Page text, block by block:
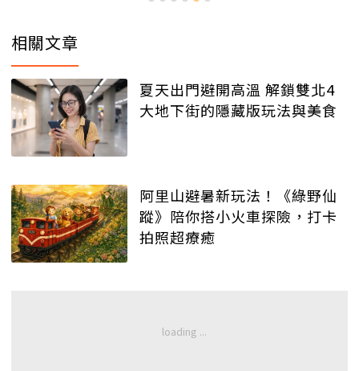
相關文章
夏天出門避開高溫 解鎖雙北4
大地下街的隱藏版玩法與美食
阿里山避暑新玩法！《綠野仙
蹤》陪你搭小火車探險，打卡
拍照超療癒